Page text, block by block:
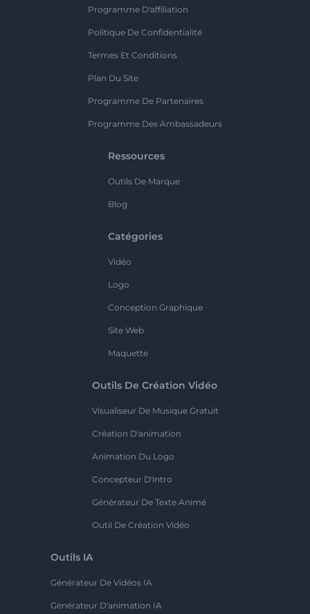
Programme D'affiliation
Politique De Confidentialité
Termes Et Conditions
Plan Du Site
Programme De Partenaires
Programme Des Ambassadeurs
Ressources
Outils De Marque
Blog
Catégories
Vidéo
Logo
Conception Graphique
Site Web
Maquette
Outils De Création Vidéo
Visualiseur De Musique Gratuit
Création D'animation
Animation Du Logo
Concepteur D'intro
Générateur De Texte Animé
Outil De Création Vidéo
Outils IA
Générateur De Vidéos IA
Générateur D'animation IA